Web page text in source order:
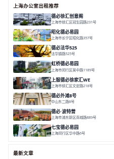
上海办公室出租推荐
德必徐汇创意阁
上海市徐汇区冠生园路231号
昭化德必易园
上海市长宁区昭化路357号
德必法华525
法华镇路525号
虹桥德必易园
上海市闵行区吴中路1189号
上服德必徐家汇WE
上海市徐汇区文定路218号
德必外滩8号
中山东二路8号
德必·波特营
上海市浦东新区商城路889号
七宝德必易园
上海闵行区华中路6号
最新文章